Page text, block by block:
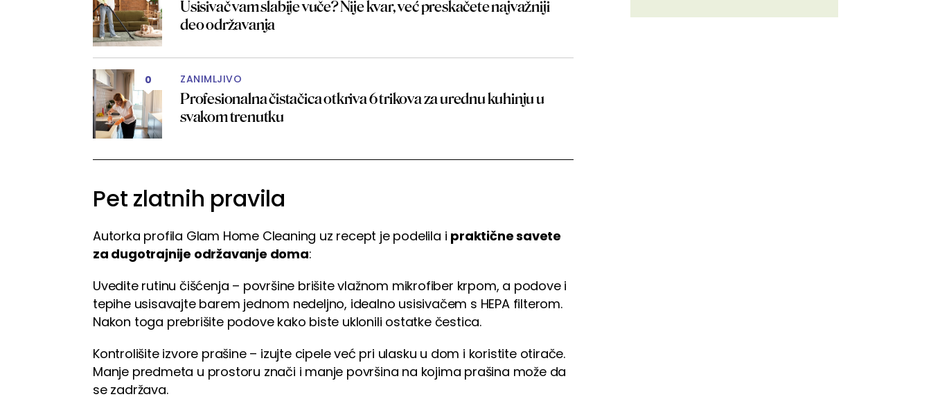
Usisivač vam slabije vuče? Nije kvar, već preskačete najvažniji
deo održavanja
0 ZANIMLJIVO
Profesionalna čistačica otkriva 6 trikova za urednu kuhinju u
svakom trenutku
Pet zlatnih pravila
Autorka profila Glam Home Cleaning uz recept je podelila i praktične savete
za dugotrajnije održavanje doma:
Uvedite rutinu čišćenja – površine brišite vlažnom mikrofiber krpom, a podove i
tepihe usisavajte barem jednom nedeljno, idealno usisivačem s HEPA filterom.
Nakon toga prebrišite podove kako biste uklonili ostatke čestica.
Kontrolišite izvore prašine – izujte cipele već pri ulasku u dom i koristite otirače.
Manje predmeta u prostoru znači i manje površina na kojima prašina može da
se zadržava.